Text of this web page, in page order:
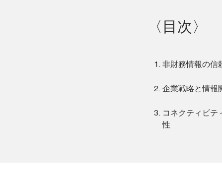
〈目次〉
非財務情報の信
企業戦略と情報
コネクティビテ
性